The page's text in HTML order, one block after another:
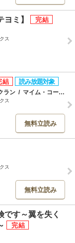
ヨミ】
ス
ラン / マイム・コーポレーション
ス
無料立読み
ス
無料立読み
です～翼を失く